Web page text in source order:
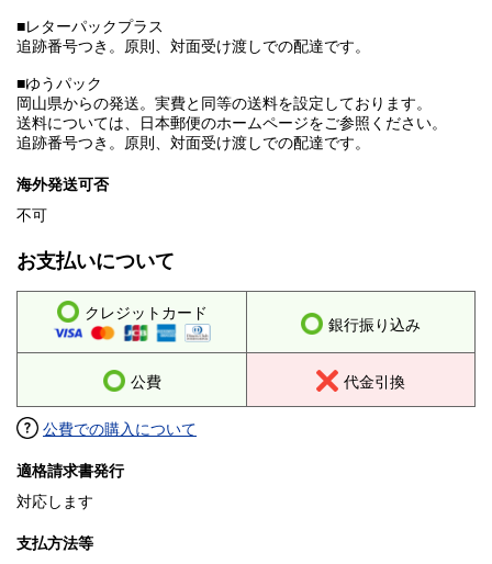
■レターパックプラス
追跡番号つき。原則、対面受け渡しでの配達です。
■ゆうパック
岡山県からの発送。実費と同等の送料を設定しております。
送料については、日本郵便のホームページをご参照ください。
追跡番号つき。原則、対面受け渡しでの配達です。
海外発送可否
不可
お支払いについて
クレジットカード
銀行振り込み
公費 代金引換
公費での購入について
適格請求書発行
対応します
支払方法等